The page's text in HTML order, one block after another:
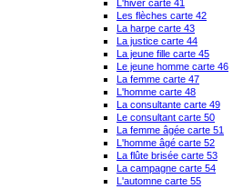
L'hiver carte 41
Les flèches carte 42
La harpe carte 43
La justice carte 44
La jeune fille carte 45
Le jeune homme carte 46
La femme carte 47
L'homme carte 48
La consultante carte 49
Le consultant carte 50
La femme âgée carte 51
L'homme âgé carte 52
La flûte brisée carte 53
La campagne carte 54
L'automne carte 55